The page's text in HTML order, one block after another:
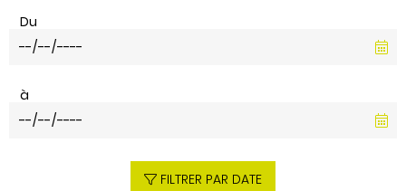
Du
à
FILTRER PAR DATE